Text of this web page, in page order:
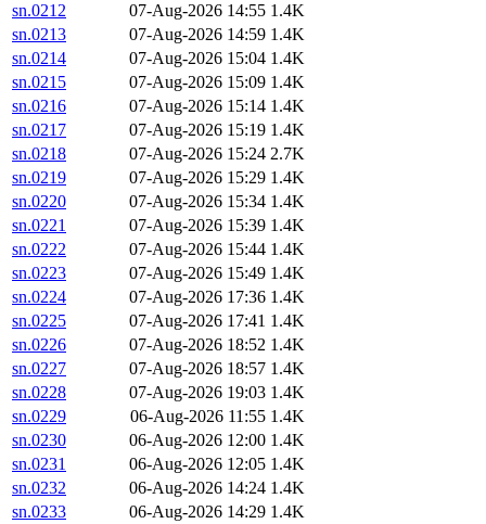
sn.0212
07-Aug-2026 14:55 1.4K
sn.0213
07-Aug-2026 14:59 1.4K
sn.0214
07-Aug-2026 15:04 1.4K
sn.0215
07-Aug-2026 15:09 1.4K
sn.0216
07-Aug-2026 15:14 1.4K
sn.0217
07-Aug-2026 15:19 1.4K
sn.0218
07-Aug-2026 15:24 2.7K
sn.0219
07-Aug-2026 15:29 1.4K
sn.0220
07-Aug-2026 15:34 1.4K
sn.0221
07-Aug-2026 15:39 1.4K
sn.0222
07-Aug-2026 15:44 1.4K
sn.0223
07-Aug-2026 15:49 1.4K
sn.0224
07-Aug-2026 17:36 1.4K
sn.0225
07-Aug-2026 17:41 1.4K
sn.0226
07-Aug-2026 18:52 1.4K
sn.0227
07-Aug-2026 18:57 1.4K
sn.0228
07-Aug-2026 19:03 1.4K
sn.0229
06-Aug-2026 11:55 1.4K
sn.0230
06-Aug-2026 12:00 1.4K
sn.0231
06-Aug-2026 12:05 1.4K
sn.0232
06-Aug-2026 14:24 1.4K
sn.0233
06-Aug-2026 14:29 1.4K